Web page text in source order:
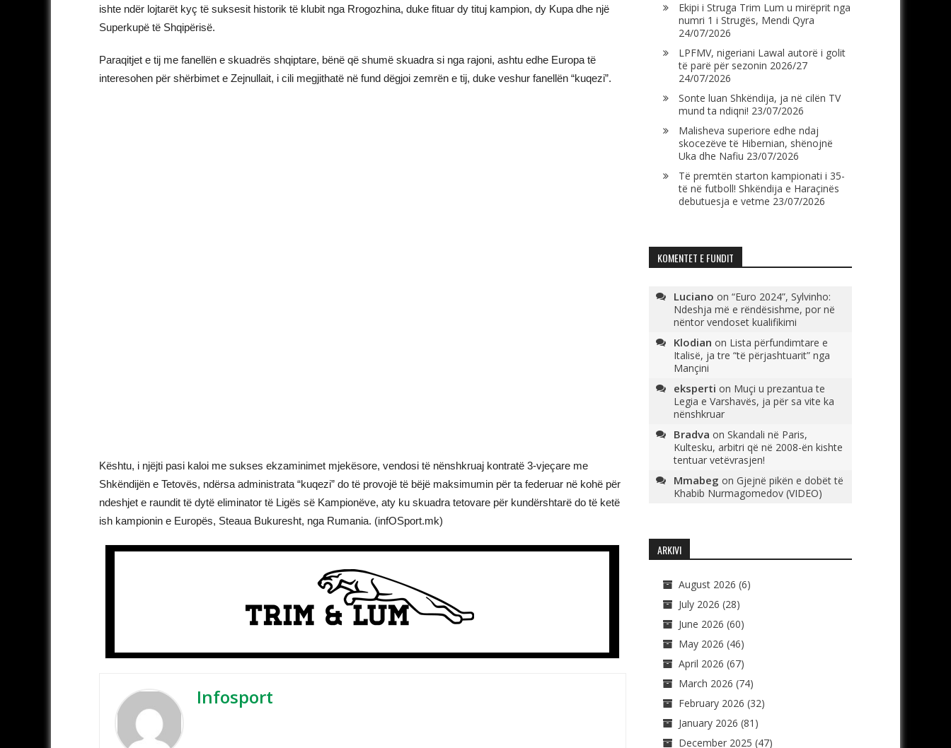
ishte ndër lojtarët kyç të suksesit historik të klubit nga Rrogozhina, duke fituar dy tituj kampion, dy Kupa dhe një
Superkupë të Shqipërisë.
Paraqitjet e tij me fanellën e skuadrës shqiptare, bënë që shumë skuadra si nga rajoni, ashtu edhe Europa të
interesohen për shërbimet e Zejnullait, i cili megjithatë në fund dëgjoi zemrën e tij, duke veshur fanellën “kuqezi”.
Kështu, i njëjti pasi kaloi me sukses ekzaminimet mjekësore, vendosi të nënshkruaj kontratë 3-vjeçare me
Shkëndijën e Tetovës, ndërsa administrata “kuqezi” do të provojë të bëjë maksimumin për ta federuar në kohë për
ndeshjet e raundit të dytë eliminator të Ligës së Kampionëve, aty ku skuadra tetovare për kundërshtarë do të ketë
ish kampionin e Europës, Steaua Bukuresht, nga Rumania. (infOSport.mk)
Infosport
Ekipi i Struga Trim Lum u mirëprit nga
numri 1 i Strugës, Mendi Qyra
24/07/2026
LPFMV, nigeriani Lawal autorë i golit
të parë për sezonin 2026/27
24/07/2026
Sonte luan Shkëndija, ja në cilën TV
mund ta ndiqni! 23/07/2026
Malisheva superiore edhe ndaj
skocezëve të Hibernian, shënojnë
Uka dhe Nafiu 23/07/2026
Të premtën starton kampionati i 35-
të në futboll! Shkëndija e Haraçinës
debutuesja e vetme 23/07/2026
KOMENTET E FUNDIT
Luciano on “Euro 2024”, Sylvinho:
Ndeshja më e rëndësishme, por në
nëntor vendoset kualifikimi
Klodian on Lista përfundimtare e
Italisë, ja tre “të përjashtuarit” nga
Mançini
eksperti on Muçi u prezantua te
Legia e Varshavës, ja për sa vite ka
nënshkruar
Bradva on Skandali në Paris,
Kultesku, arbitri që në 2008-ën kishte
tentuar vetëvrasjen!
Mmabeg on Gjejnë pikën e dobët të
Khabib Nurmagomedov (VIDEO)
ARKIVI
August 2026 (6)
July 2026 (28)
June 2026 (60)
May 2026 (46)
April 2026 (67)
March 2026 (74)
February 2026 (32)
January 2026 (81)
December 2025 (47)